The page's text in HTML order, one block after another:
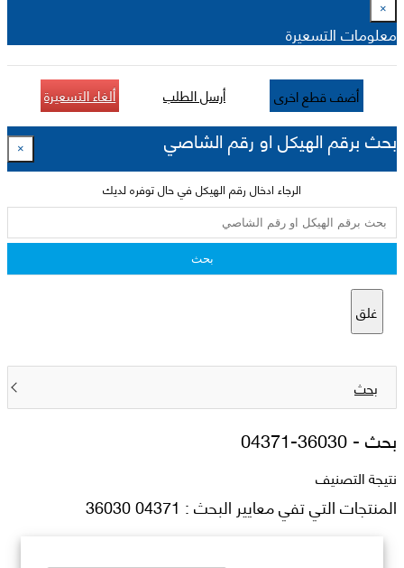
×
معلومات التسعيرة
أضف قطع اخرى أرسل الطلب ألغاء التسعيرة
بحث برقم الهيكل او رقم الشاصي ×
الرجاء ادخال رقم الهيكل في حال توفره لديك
بحث
غلق
بحث
بحث -04371-36030
نتيجة التصنيف
المنتجات التي تفي معايير البحث : 04371 36030